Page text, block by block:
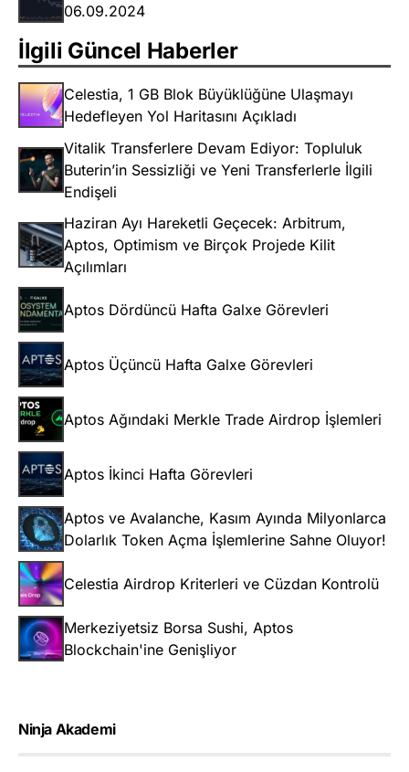
06.09.2024
İlgili Güncel Haberler
Celestia, 1 GB Blok Büyüklüğüne Ulaşmayı
Hedefleyen Yol Haritasını Açıkladı
Vitalik Transferlere Devam Ediyor: Topluluk
Buterin’in Sessizliği ve Yeni Transferlerle İlgili
Endişeli
Haziran Ayı Hareketli Geçecek: Arbitrum,
Aptos, Optimism ve Birçok Projede Kilit
Açılımları
Aptos Dördüncü Hafta Galxe Görevleri
Aptos Üçüncü Hafta Galxe Görevleri
Aptos Ağındaki Merkle Trade Airdrop İşlemleri
Aptos İkinci Hafta Görevleri
Aptos ve Avalanche, Kasım Ayında Milyonlarca
Dolarlık Token Açma İşlemlerine Sahne Oluyor!
Celestia Airdrop Kriterleri ve Cüzdan Kontrolü
Merkeziyetsiz Borsa Sushi, Aptos
Blockchain'ine Genişliyor
Ninja Akademi